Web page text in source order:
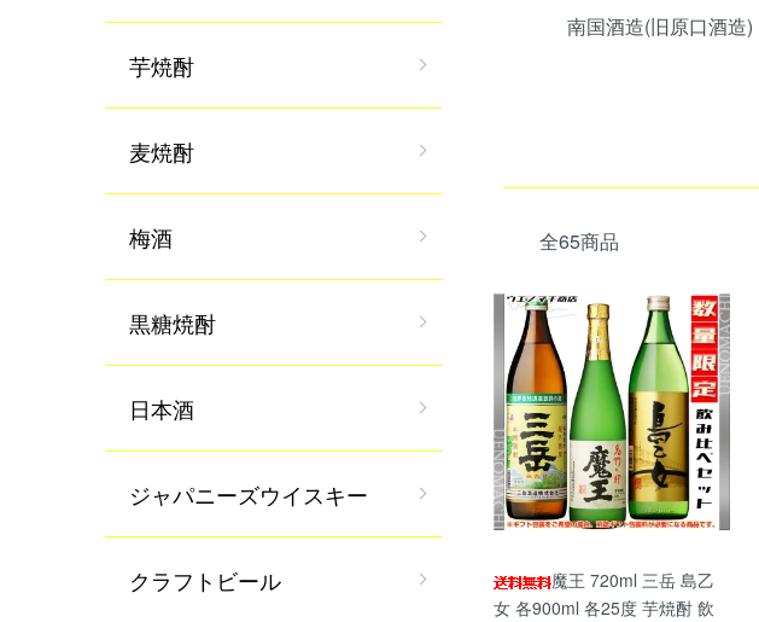
南国酒造(旧原口酒造)
全65商品
魔王 720ml 三岳 島乙
女 各900ml 各25度 芋焼酎 飲
芋焼酎
麦焼酎
梅酒
黒糖焼酎
日本酒
ジャパニーズウイスキー
クラフトビール